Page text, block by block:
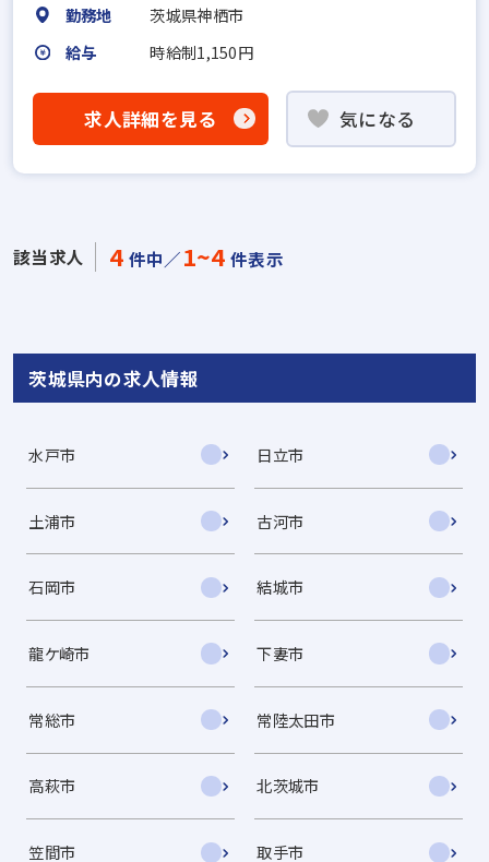
勤務地
茨城県神栖市
給与
時給制1,150円
求人詳細を見る 気になる
該当求人 4 件中／1~4 件表示
茨城県内の求人情報
水戸市 日立市
土浦市 古河市
石岡市 結城市
龍ケ崎市 下妻市
常総市 常陸太田市
高萩市 北茨城市
笠間市 取手市